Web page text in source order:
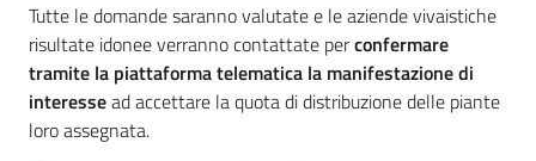
Tutte le domande saranno valutate e le aziende vivaistiche
risultate idonee verranno contattate perconfermare
tramite la piattaforma telematica la manifestazione di
interessead accettare la quota di distribuzione delle piante
loro assegnata.